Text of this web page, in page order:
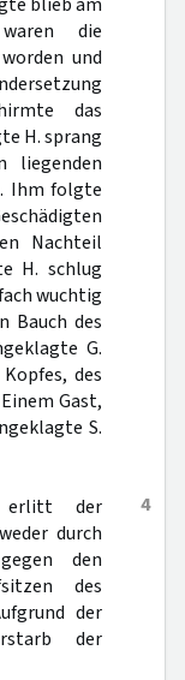
die
und
das
H. sprang
liegenden
Ihm folgte
Nachteil
H. schlug
wuchtig
Bauch des
G.
des
Gast,
S.
4
erlitt der
durch
den
des
der
der